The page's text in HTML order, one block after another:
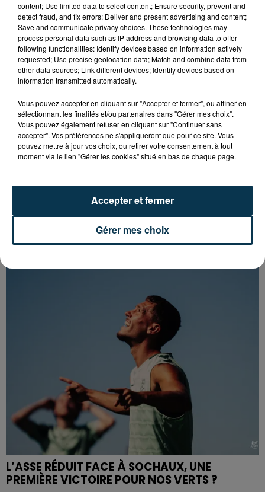
ASSE : UN COMMUNIQUÉ COMMUN POUR
DEMANDER LE DÉPART DE PIERRE EKWAH
CYANOBACTÉRIES : LE PRÉFÊT PREND UN
L’ASSE RÉDUIT FACE À SOCHAUX, UNE
PREMIÈRE VICTOIRE POUR NOS VERTS ?
content; Use limited data to select content; Ensure security, prevent and
detect fraud, and fix errors; Deliver and present advertising and content;
Save and communicate privacy choices. These technologies may
process personal data such as IP address and browsing data to offer
following functionalities: Identify devices based on information actively
requested; Use precise geolocation data; Match and combine data from
other data sources; Link different devices; Identify devices based on
information transmitted automatically.
Vous pouvez accepter en cliquant sur "Accepter et fermer", ou affiner en
sélectionnant les finalités et/ou partenaires dans "Gérer mes choix".
Vous pouvez également refuser en cliquant sur "Continuer sans
accepter". Vos préférences ne s'appliqueront que pour ce site. Vous
pouvez mettre à jour vos choix, ou retirer votre consentement à tout
moment via le lien "Gérer les cookies" situé en bas de chaque page.
Gérer mes choix
Accepter et fermer